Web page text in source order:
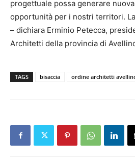
progettuale possa generare
opportunità per i nostri territori.
– dichiara Erminio Petecca,
Architetti della provincia di
TAGS bisaccia ordine architetti